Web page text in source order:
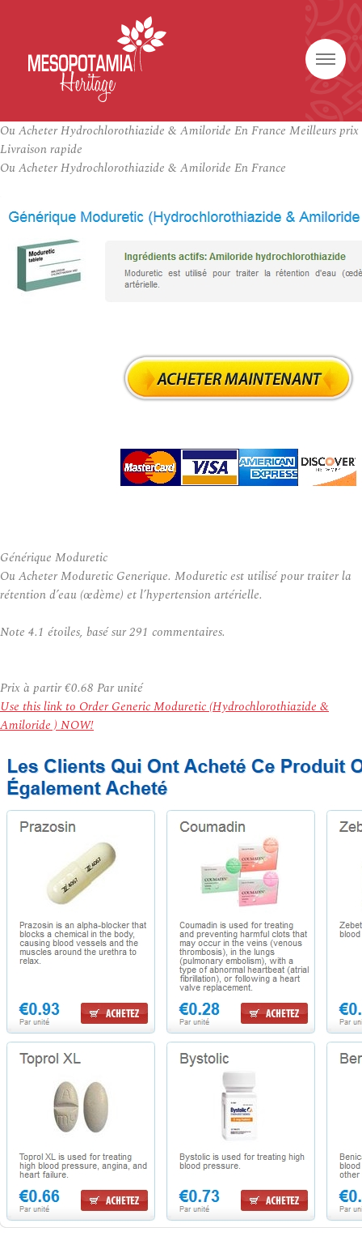
Ou Acheter Hydrochlorothiazide & Amiloride En France Meilleurs prix
Livraison rapide
Ou Acheter Hydrochlorothiazide & Amiloride En France
Générique Moduretic
Ou Acheter Moduretic Generique. Moduretic est utilisé pour traiter la
rétention d’eau (œdème) et l’hypertension artérielle.
Note 4.1 étoiles, basé sur291 commentaires.
Prix à partir€0.68 Par unité
Use this link to Order Generic Moduretic (Hydrochlorothiazide &
Amiloride ) NOW!